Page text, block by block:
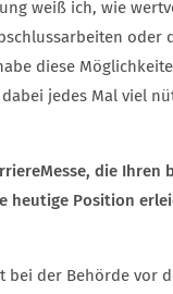
weiß ich, wie
oder
diese
jedes Mal viel
die Ihren
heutige Position
bei der Behörde vor